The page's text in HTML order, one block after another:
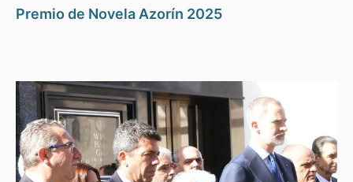
Premio de Novela Azorín 2025